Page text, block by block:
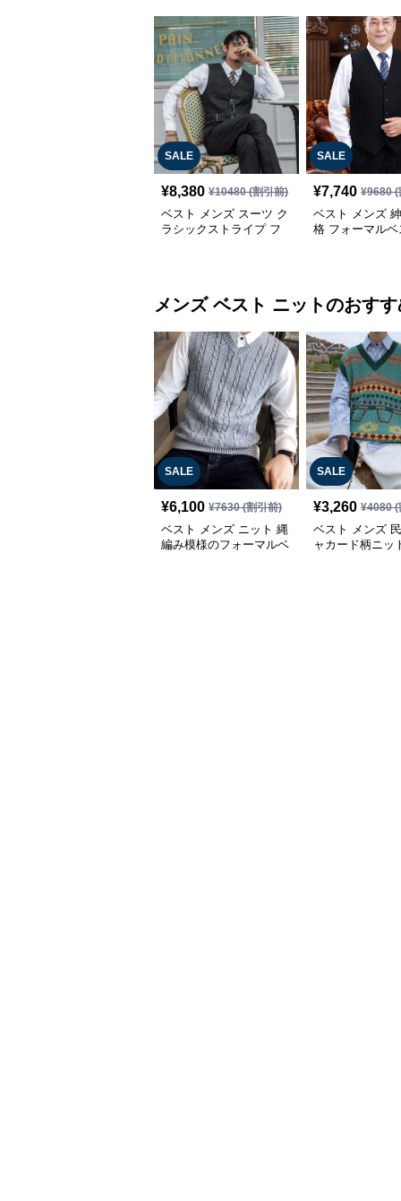
SALE
¥8,380 ¥10480(割引前)
ベスト メンズ スーツ ク
ラシックストライプ フ
SALE
¥7,740 ¥9680(
ベスト メンズ
格 フォーマルベ
メンズ ベスト ニットのおす
SALE
¥6,100 ¥7630(割引前)
ベスト メンズ ニット 縄
編み模様のフォーマルベ
SALE
¥3,260 ¥4080(
ベスト メンズ
ャカード柄ニッ